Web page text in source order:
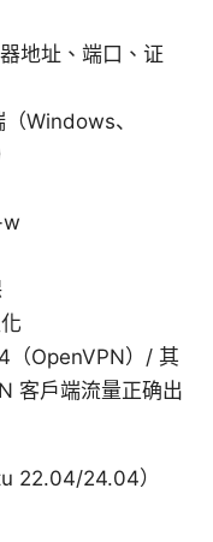
地址、端口、证
Windows、
（OpenVPN）/ 其
客户端流量正确出
22.04/24.04）